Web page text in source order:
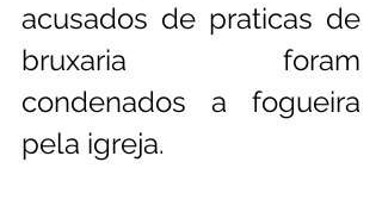
acusados de praticas de
bruxaria foram
condenados a fogueira
pela igreja.